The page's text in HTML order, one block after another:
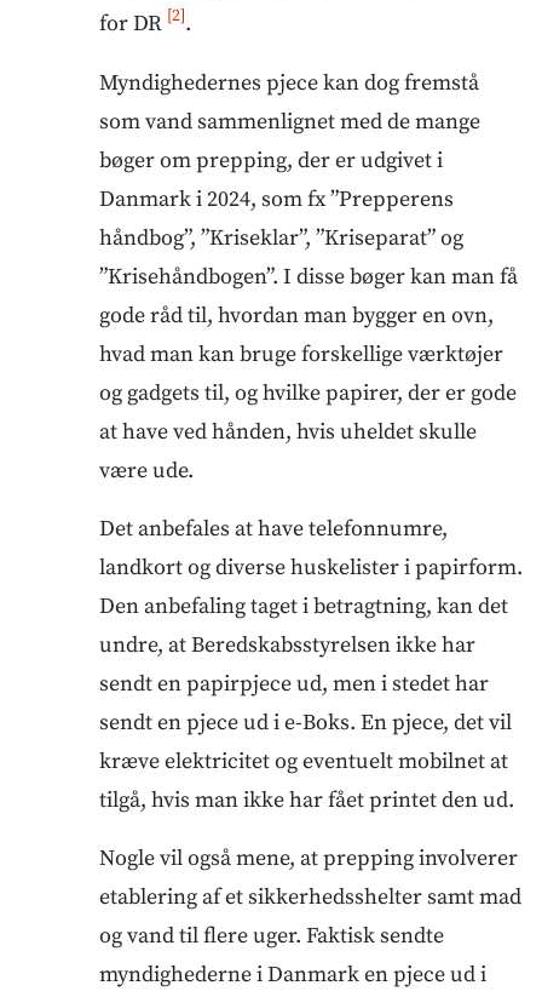
for DR [2].
Myndighedernes pjece kan dog fremstå
som vand sammenlignet med de mange
bøger om prepping, der er udgivet i
Danmark i 2024, som fx ”Prepperens
håndbog”, ”Kriseklar”, ”Kriseparat” og
”Krisehåndbogen”. I disse bøger kan man få
gode råd til, hvordan man bygger en ovn,
hvad man kan bruge forskellige værktøjer
og gadgets til, og hvilke papirer, der er gode
at have ved hånden, hvis uheldet skulle
være ude.
Det anbefales at have telefonnumre,
landkort og diverse huskelister i papirform.
Den anbefaling taget i betragtning, kan det
undre, at Beredskabsstyrelsen ikke har
sendt en papirpjece ud, men i stedet har
sendt en pjece ud i e-Boks. En pjece, det vil
kræve elektricitet og eventuelt mobilnet at
tilgå, hvis man ikke har fået printet den ud.
Nogle vil også mene, at prepping involverer
etablering af et sikkerhedsshelter samt mad
og vand til flere uger. Faktisk sendte
myndighederne i Danmark en pjece ud i